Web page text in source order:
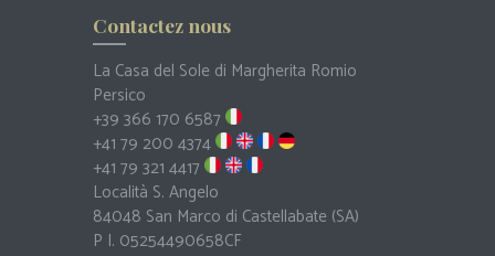
Contactez nous
La Casa del Sole di Margherita Romio
Persico
+39 366 170 6587
+41 79 200 4374
+41 79 321 4417
Località S. Angelo
84048 San Marco di Castellabate (SA)
P I. 05254490658CF